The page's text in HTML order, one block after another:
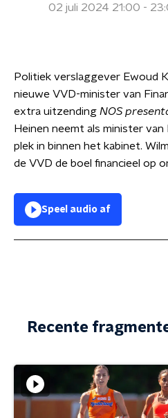
02 juli 2024 21:00 -
Politiek verslaggever Ewoud
nieuwe VVD-minister van
extra uitzending NOS
Heinen neemt als minister van
plek in binnen het kabinet.
de VVD de boel financieel op
Speel audio af
Recente